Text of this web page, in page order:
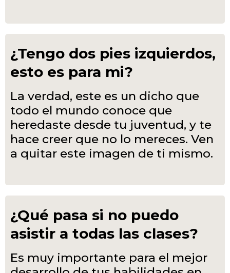
¿Tengo dos pies izquierdos,
esto es para mi?
La verdad, este es un dicho que
todo el mundo conoce que
heredaste desde tu juventud, y te
hace creer que no lo mereces. Ven
a quitar este imagen de ti mismo.
¿Qué pasa si no puedo
asistir a todas las clases?
Es muy importante para el mejor